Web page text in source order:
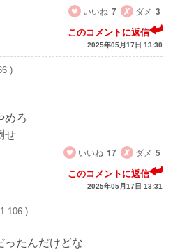
いいね 7 ダメ 3
このコメントに返信
2025年05月17日 13:30
)
めろ
せ
いいね 17 ダメ 5
このコメントに返信
2025年05月17日 13:31
)
ったんだけどな